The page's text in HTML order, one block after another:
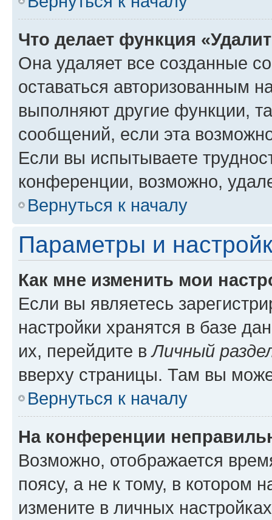
Что делает функция
Она удаляет все созданные
оставаться авторизованным
выполняют другие функции,
сообщений, если эта
Если вы испытываете
конференции, возможно,
Вернуться к началу
Параметры и
Как мне изменить мои
Если вы являетесь
настройки хранятся в базе
их, перейдите вЛичный
вверху страницы. Там вы
Вернуться к началу
На конференции
Возможно, отображается
поясу, а не к тому, в котором
измените в личных